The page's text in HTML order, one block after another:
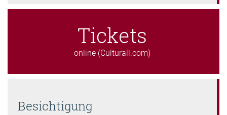
Tickets
online (Culturall.com)
Besichtigung